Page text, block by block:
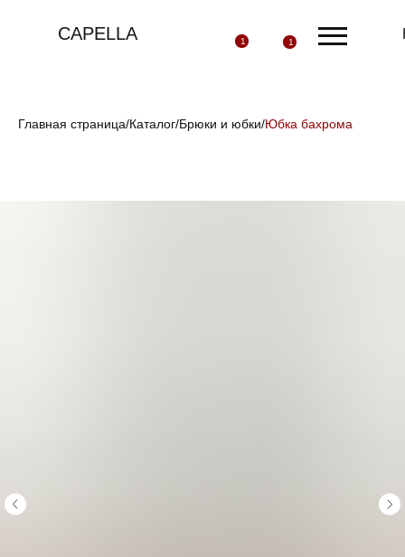
CAPELLA 1
1
Главная страница/Каталог/Брюки и юбки/Юбка бахрома